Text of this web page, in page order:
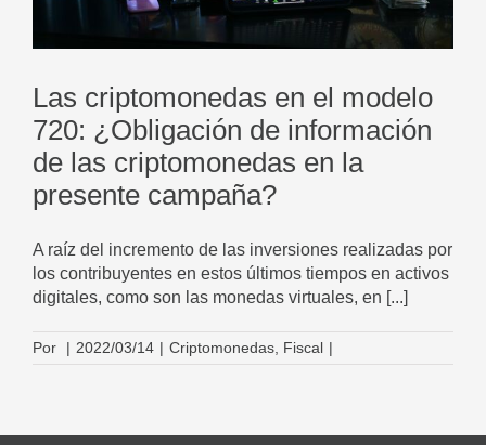
Las criptomonedas en el modelo
720: ¿Obligación de información
de las criptomonedas en la
presente campaña?
A raíz del incremento de las inversiones realizadas por
los contribuyentes en estos últimos tiempos en activos
digitales, como son las monedas virtuales, en [...]
Por | 2022/03/14 | Criptomonedas, Fiscal |